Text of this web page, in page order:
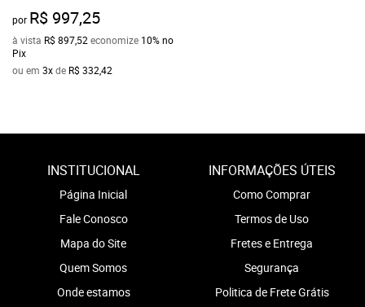
por R$ 997,25
à vista R$ 897,52 economize 10%no
Pix
ou em 3xde R$ 332,42
INSTITUCIONAL
Página Inicial
Fale Conosco
Mapa do Site
Quem Somos
Onde estamos
INFORMAÇÕES ÚTEIS
Como Comprar
Termos de Uso
Fretes e Entrega
Segurança
Politica de Frete Grátis